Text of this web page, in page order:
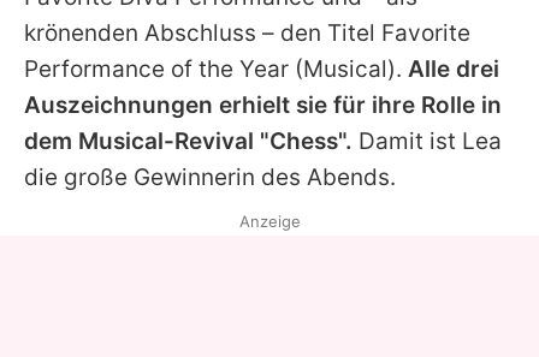
Datenschutzerklärung
Nutzungsbedingungen
Utiq verwalten
krönenden Abschluss – den Titel Favorite
Performance of the Year (Musical). Alle drei
Auszeichnungen erhielt sie für ihre Rolle in
dem Musical-Revival "Chess". Damit ist Lea
die große Gewinnerin des Abends.
Anzeige